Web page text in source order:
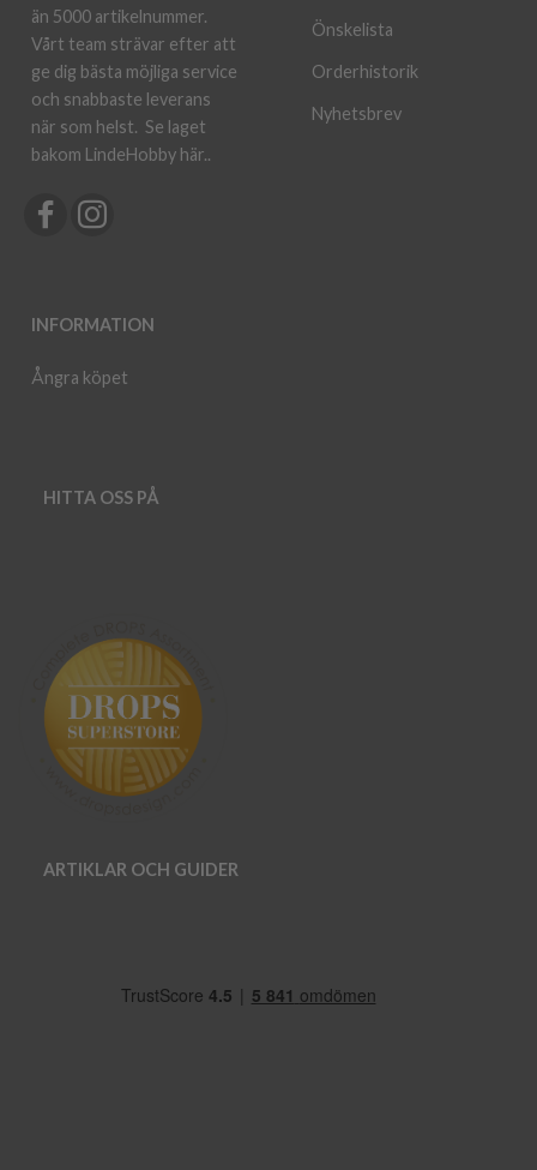
än 5000 artikelnummer.
Vårt team strävar efter att
ge dig bästa möjliga service
och snabbaste leverans
när som helst. Se laget
bakom LindeHobby här..
INFORMATION
Ångra köpet
Önskelista
Orderhistorik
Nyhetsbrev
HITTA OSS PÅ
ARTIKLAR OCH GUIDER